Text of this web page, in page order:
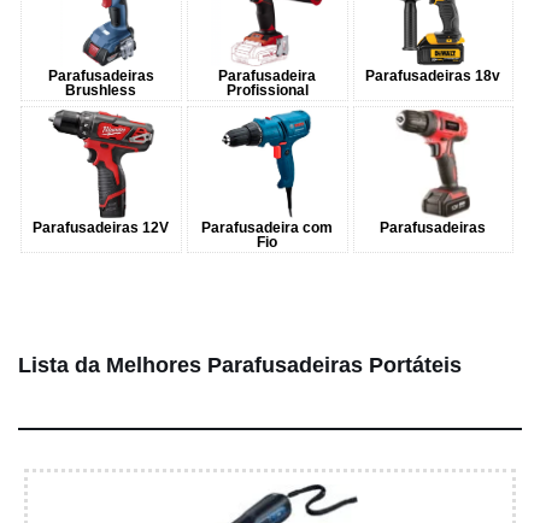
Parafusadeiras
Brushless
Parafusadeira
Profissional
Parafusadeiras 18v
Parafusadeiras 12V
Parafusadeira com
Fio
Parafusadeiras
Lista da Melhores Parafusadeiras Portáteis